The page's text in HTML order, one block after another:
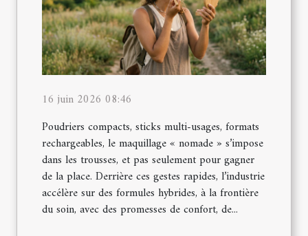
16 juin 2026 08:46
Poudriers compacts, sticks multi-usages, formats
rechargeables, le maquillage « nomade » s’impose
dans les trousses, et pas seulement pour gagner
de la place. Derrière ces gestes rapides, l’industrie
accélère sur des formules hybrides, à la frontière
du soin, avec des promesses de confort, de...